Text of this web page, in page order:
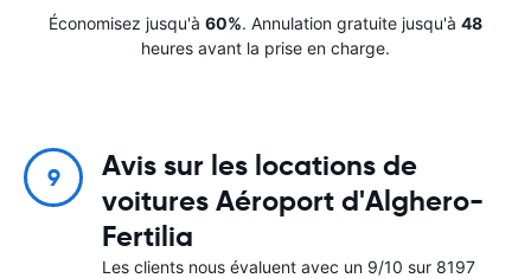
Économisez jusqu'à 60%. Annulation gratuite jusqu'à 48
heures avant la prise en charge.
9
Avis sur les locations de
voitures Aéroport d'Alghero-
Fertilia
Les clients nous évaluent avec un 9/10 sur 8197